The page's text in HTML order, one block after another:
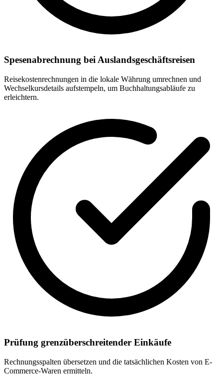
Spesenabrechnung bei Auslandsgeschäftsreisen
Reisekostenrechnungen in die lokale Währung umrechnen und
Wechselkursdetails aufstempeln, um Buchhaltungsabläufe zu
erleichtern.
Prüfung grenzüberschreitender Einkäufe
Rechnungsspalten übersetzen und die tatsächlichen Kosten von E-
Commerce-Waren ermitteln.